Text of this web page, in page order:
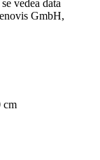
vedea data
GmbH,
cm